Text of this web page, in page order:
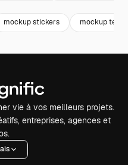
mockup stickers mockup
vie à vos meilleurs projets.
entreprises, agences et